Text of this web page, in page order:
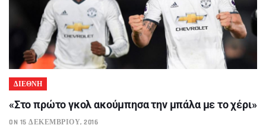
ΔΙΕΘΝΗ
«Στο πρώτο γκολ ακούμπησα την μπάλα με το χέρι»
ON 15 ΔΕΚΕΜΒΡΊΟΥ, 2016